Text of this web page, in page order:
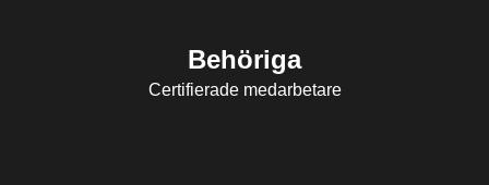
Behöriga
Certifierade medarbetare